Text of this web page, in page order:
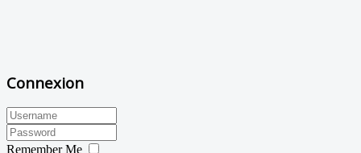
Connexion
Remember Me